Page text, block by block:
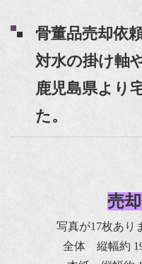
骨董品売却依
対水の掛け軸
鹿児島県より
た。
売
写真が17枚あり
全体 縦幅約